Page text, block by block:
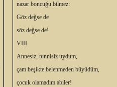
nazar boncuğu bilmez:
Göz değse de
söz değse de!
VIII
Annesiz, ninnisiz uydum,
çam beşikte belenmeden büyüdüm,
çocuk olamadım abiler!